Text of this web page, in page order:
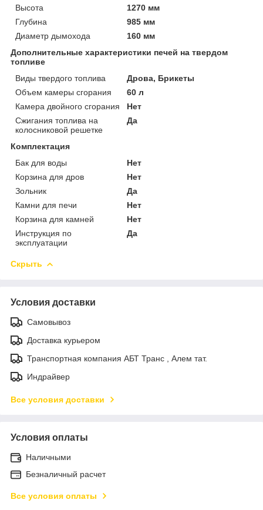
Высота
1270 мм
Глубина
985 мм
Диаметр дымохода
160 мм
Дополнительные характеристики печей на твердом
топливе
Виды твердого топлива
Дрова, Брикеты
Объем камеры сгорания
60 л
Камера двойного сгорания
Нет
Сжигания топлива на
колосниковой решетке
Да
Комплектация
Бак для воды
Нет
Корзина для дров
Нет
Зольник
Да
Камни для печи
Нет
Корзина для камней
Нет
Инструкция по
эксплуатации
Да
Скрыть
Условия доставки
Самовывоз
Доставка курьером
Транспортная компания АБТ Транс , Алем тат.
Индрайвер
Все условия доставки
Условия оплаты
Наличными
Безналичный расчет
Все условия оплаты